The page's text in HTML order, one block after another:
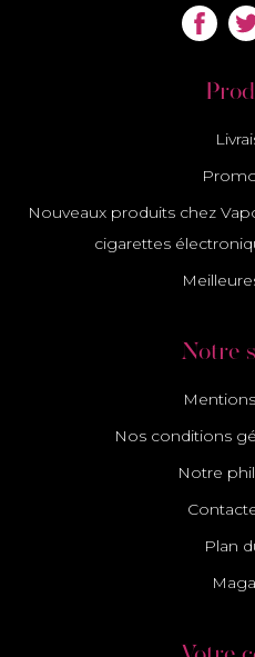
Nouveaux produits chez
cigarettes
Notre
Nos conditions
Notre
Plan